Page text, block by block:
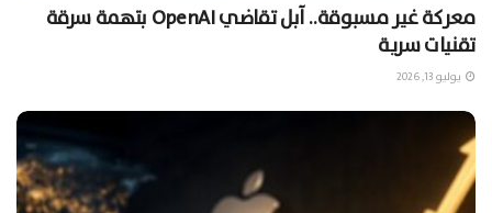
معركة غير مسبوقة.. آبل تقاضي OpenAI بتهمة سرقة
تقنيات سرية
يوليو 13, 2026